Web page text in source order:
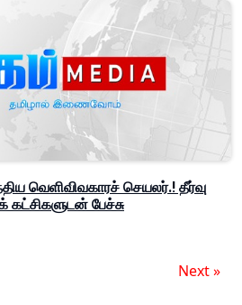
வெளிவிவகாரச் செயலர்.! தீர்வு
கட்சிகளுடன் பேச்சு
Next »